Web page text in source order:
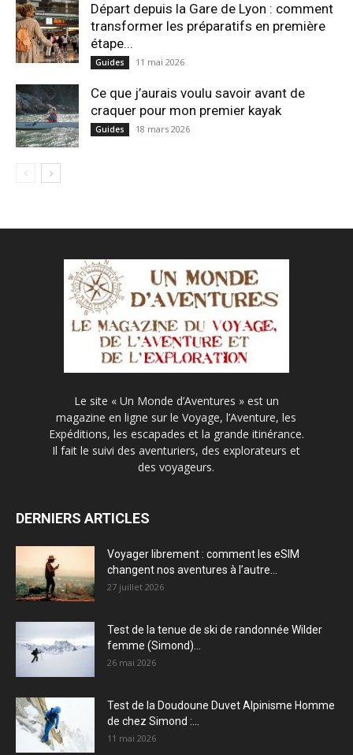
Départ depuis la Gare de Lyon : comment
transformer les préparatifs en pre⁠mière
étape...
Guides 11 mai 2026
Ce que j’aurais voulu savoir avant de
craquer pour mon premier kayak
Guides 18 mars 2026
Le site « Un Monde d’Aventures » est un
magazine en ligne sur le Voyage, l’Aventure, les
Expéditions, les escapades et la grande itinérance.
Il fait le suivi des aventuriers, des explorateurs et
des voyageurs.
DERNIERS ARTICLES
Voyager librement : comment les eSIM
changent nos aventures à l’autre...
27 juillet 2026
Test de la tenue de ski de randonnée Wilder
femme (Simond)...
26 mai 2026
Test de la Doudoune Duvet Alpinisme Homme
de chez Simond :...
11 mai 2026